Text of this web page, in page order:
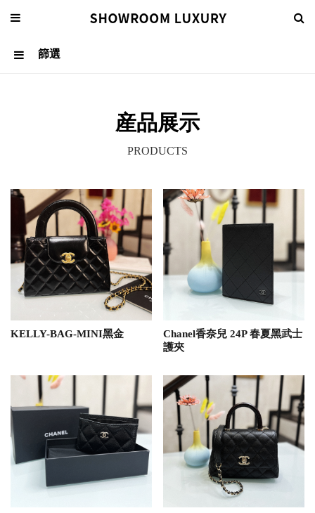
篩選
産品展示
PRODUCTS
KELLY-BAG-MINI黑金
Chanel香奈兒 24P 春夏黑武士
護夾
EN